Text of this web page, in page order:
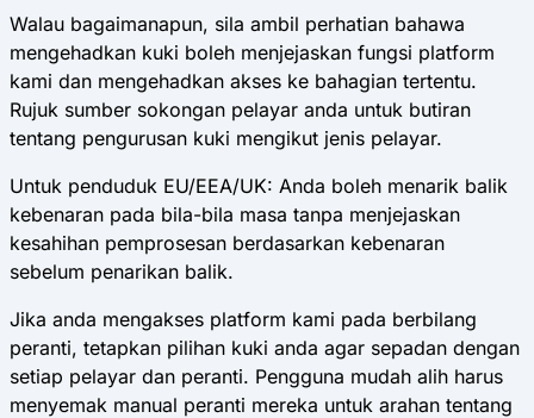
Walau bagaimanapun, sila ambil perhatian bahawa
mengehadkan kuki boleh menjejaskan fungsi platform
kami dan mengehadkan akses ke bahagian tertentu.
Rujuk sumber sokongan pelayar anda untuk butiran
tentang pengurusan kuki mengikut jenis pelayar.
Untuk penduduk EU/EEA/UK: Anda boleh menarik balik
kebenaran pada bila-bila masa tanpa menjejaskan
kesahihan pemprosesan berdasarkan kebenaran
sebelum penarikan balik.
Jika anda mengakses platform kami pada berbilang
peranti, tetapkan pilihan kuki anda agar sepadan dengan
setiap pelayar dan peranti. Pengguna mudah alih harus
menyemak manual peranti mereka untuk arahan tentang